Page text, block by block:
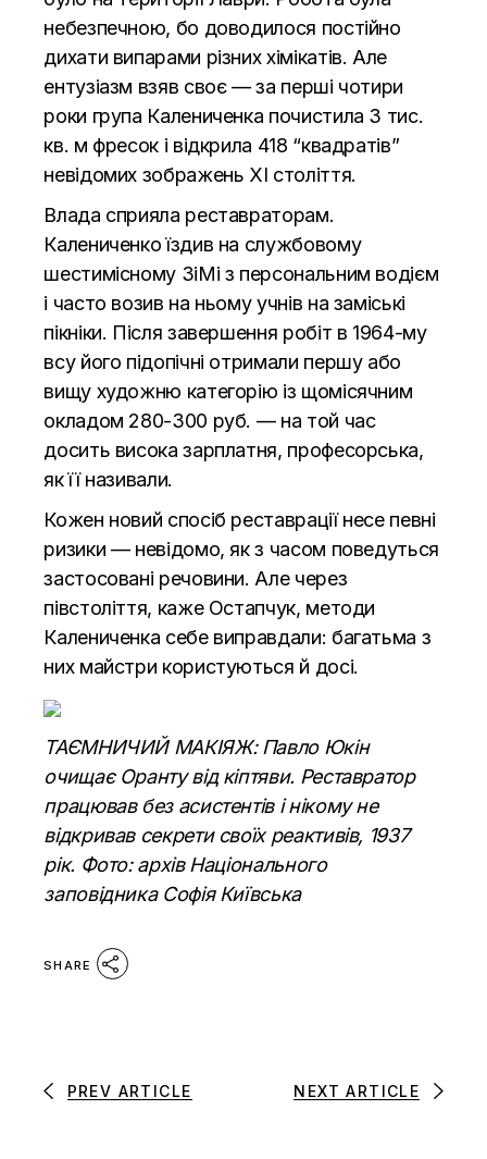
небезпечною, бо доводилося постійно
дихати випарами різних хімікатів. Але
ентузіазм взяв своє — за перші чотири
роки група Калениченка почистила 3 ​​тис.
кв. м фресок і відкрила 418 “квадратів”
невідомих зображень XI століття.
Влада сприяла реставраторам.
Калениченко їздив на службовому
шестимісному ЗіМі з персональним водієм
і часто возив на ньому учнів на заміські
пікніки. Після завершення робіт в 1964-му
всу його підопічні отримали першу або
вищу художню категорію із щомісячним
окладом 280-300 руб. — на той час
досить висока зарплатня, професорська,
як її називали.
Кожен новий спосіб реставрації несе певні
ризики — невідомо, як з часом поведуться
застосовані речовини. Але через
півстоліття, каже Остапчук, методи
Калениченка себе виправдали: багатьма з
них майстри користуються й досі.
ТАЄМНИЧИЙ МАКІЯЖ: Павло Юкін
очищає Оранту від кіптяви. Реставратор
працював без асистентів і нікому не
відкривав секрети своїх реактивів, 1937
рік. Фото: архів Національного
заповідника Софія Київська
SHARE
PREV ARTICLE NEXT ARTICLE